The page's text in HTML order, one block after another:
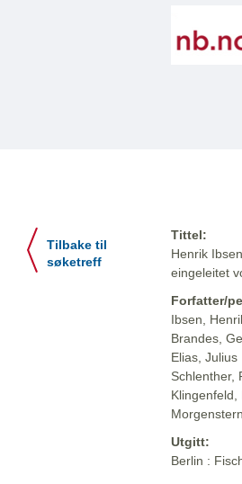
Tilbake til
søketreff
Tittel:
Henrik
eingeleitet
Forfatter/
Ibsen,
Brandes,
Elias, Julius
Schlenther,
Klingenfeld,
Utgitt:
Berlin :